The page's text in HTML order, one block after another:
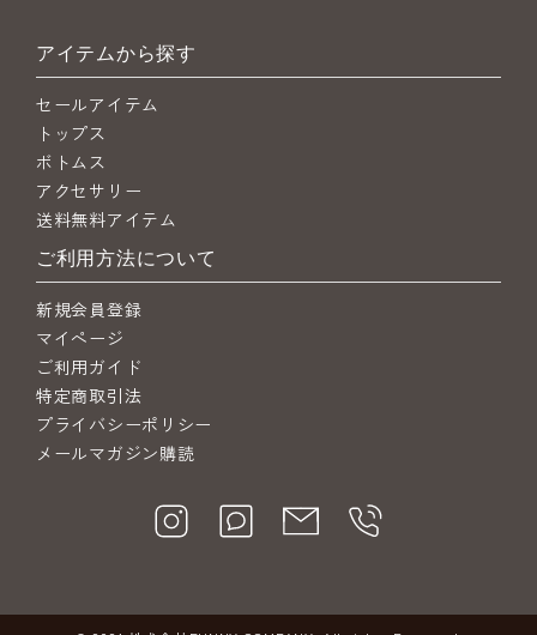
アイテムから探す
セールアイテム
トップス
ボトムス
アクセサリー
送料無料アイテム
ご利用方法について
新規会員登録
マイページ
ご利用ガイド
特定商取引法
プライバシーポリシー
メールマガジン購読